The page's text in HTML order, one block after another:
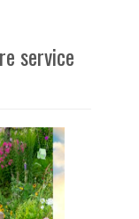
service